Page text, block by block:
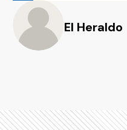
El Heraldo